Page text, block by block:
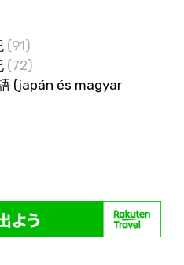
(91)
(72)
(japán és magyar